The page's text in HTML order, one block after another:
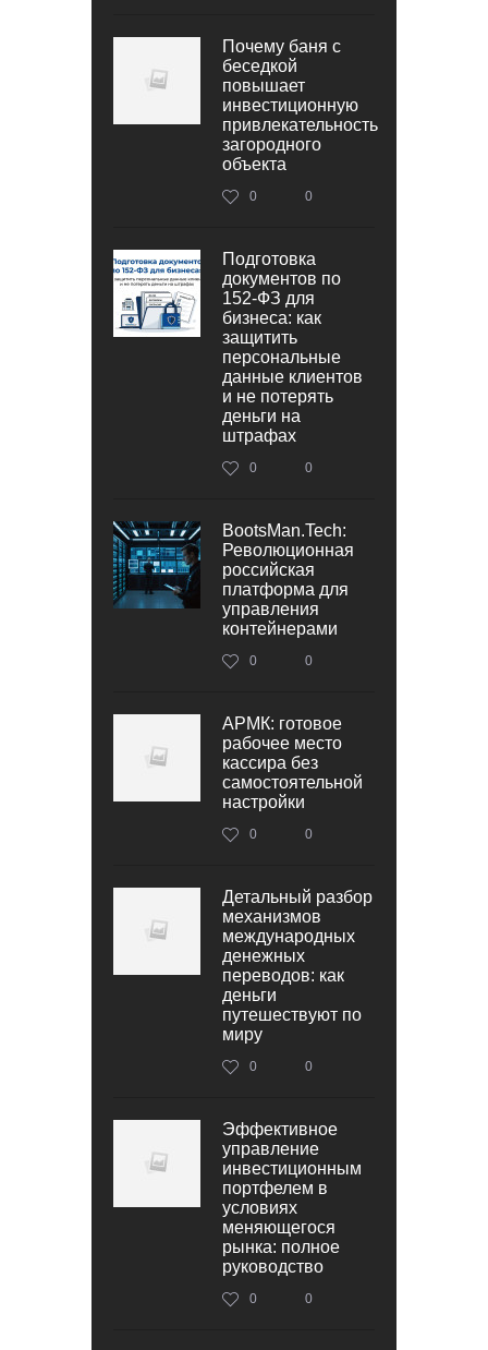
Почему баня с
беседкой
повышает
инвестиционную
привлекательность
загородного
объекта
0 0
Подготовка
документов по
152‑ФЗ для
бизнеса: как
защитить
персональные
данные клиентов
и не потерять
деньги на
штрафах
0 0
BootsMan.Tech:
Революционная
российская
платформа для
управления
контейнерами
0 0
АРМК: готовое
рабочее место
кассира без
самостоятельной
настройки
0 0
Детальный разбор
механизмов
международных
денежных
переводов: как
деньги
путешествуют по
миру
0 0
Эффективное
управление
инвестиционным
портфелем в
условиях
меняющегося
рынка: полное
руководство
0 0